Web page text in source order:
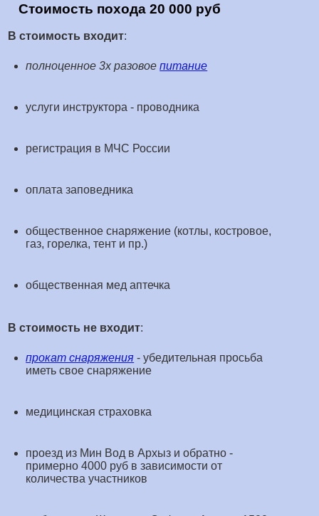
Стоимость похода 20 000 руб
В стоимость входит:
полноценное 3х разовоепитание
услуги инструктора - проводника
регистрация в МЧС России
оплата заповедника
общественное снаряжение (котлы, костровое,
газ, горелка, тент и пр.)
общественная мед аптечка
В стоимость не входит:
прокат снаряжения - убедительная просьба
иметь свое снаряжение
медицинская страховка
проезд из Мин Вод в Архыз и обратно -
примерно 4000 руб в зависимости от
количества участников